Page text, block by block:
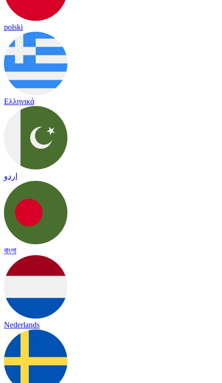
polski
Ελληνικά
اردو
বাংলা
Nederlands